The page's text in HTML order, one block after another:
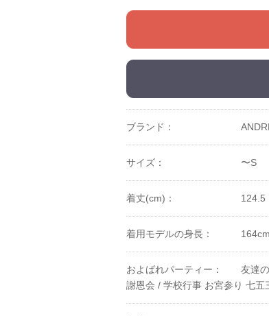
ブランド：
サイズ： 〜S
着丈(cm)： 124.5
着用モデルの身長： 164cm
およばれパーティー： 友達
謝恩会 / 学校行事 お宮参り 七五